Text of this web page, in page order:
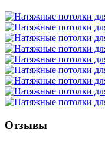
Отзывы